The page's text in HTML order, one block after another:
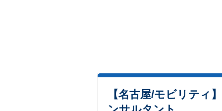
【名古屋/モビリティ